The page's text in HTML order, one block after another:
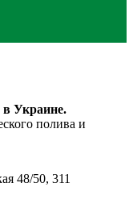
Украине.
полива и
48/50, 311